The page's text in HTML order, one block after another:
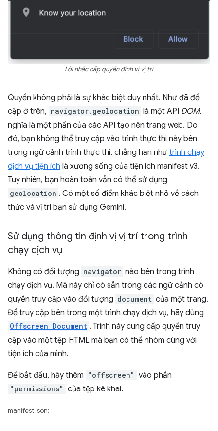
Lời nhắc cấp quyền định vị vị trí
Quyền không phải là sự khác biệt duy nhất. Như đã đề
cập ở trên, navigator.geolocation là một API DOM,
nghĩa là một phần của các API tạo nên trang web. Do
đó, bạn không thể truy cập vào trình thực thi này bên
trong ngữ cảnh trình thực thi, chẳng hạn như trình chạy
dịch vụ tiện ích là xương sống của tiện ích manifest v3.
Tuy nhiên, bạn hoàn toàn vẫn có thể sử dụng
geolocation . Có một số điểm khác biệt nhỏ về cách
thức và vị trí bạn sử dụng Gemini.
Sử dụng thông tin định vị vị trí trong trình
chạy dịch vụ
Không có đối tượng navigator nào bên trong trình
chạy dịch vụ. Mã này chỉ có sẵn trong các ngữ cảnh có
quyền truy cập vào đối tượng document của một trang.
Để truy cập bên trong một trình chạy dịch vụ, hãy dùng
Offscreen Document . Trình này cung cấp quyền truy
cập vào một tệp HTML mà bạn có thể nhóm cùng với
tiện ích của mình.
Để bắt đầu, hãy thêm "offscreen" vào phần
"permissions" của tệp kê khai.
manifest.json: